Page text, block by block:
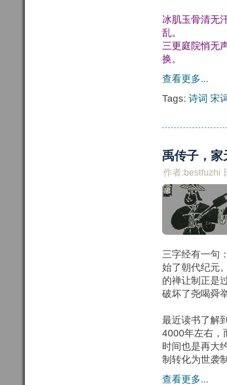
冰肌玉骨清无
乱。
三更庭院悄无
换。
查看更多...
Tags: 诗词 宋
禹传子，家
作者:bestfuzhi
三字经有一句
始了朝代纪元
的禅让制正是
破坏了尧喝舜
最近读书了解
4000年左右，
时间也是再大
制转化为世袭
查看更多...